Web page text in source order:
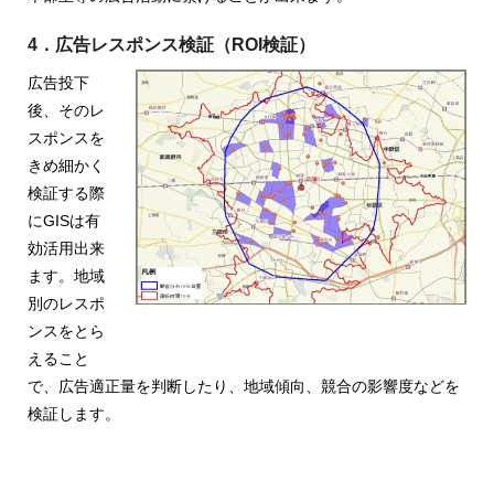
4．広告レスポンス検証（ROI検証）
広告投下
後、そのレ
スポンスを
きめ細かく
検証する際
にGISは有
効活用出来
ます。地域
別のレスポ
ンスをとら
えること
で、広告適正量を判断したり、地域傾向、競合の影響度などを
検証します。